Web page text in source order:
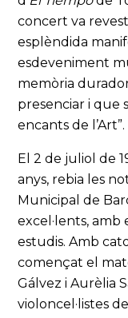
concert va
esplèndida
esdeveniment
memòria
presenciar i que
encants de l’Art”.
El 2 de juliol de
anys, rebia les
Municipal de
excel·lents, amb
estudis. Amb
començat el
Gálvez i Aurèlia
violoncel·listes